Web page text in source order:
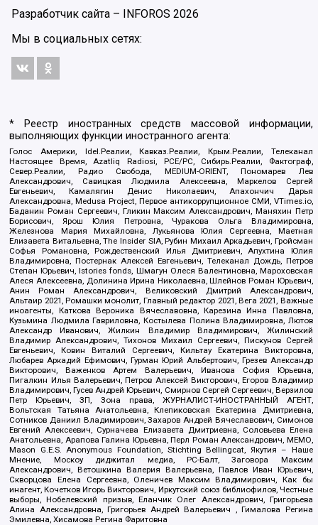
Разработчик сайта – INFOROS 2026
Мы в социальных сетях:
* Реестр иностранных средств массовой информации,
выполняющих функции иностранного агента:
Голос Америки, Idel.Реалии, Кавказ.Реалии, Крым.Реалии, Телеканал
Настоящее Время, Azatliq Radiosi, PCE/PC, Сибирь.Реалии, Фактограф,
Север.Реалии, Радио Свобода, MEDIUM-ORIENT, Пономарев Лев
Александрович, Савицкая Людмила Алексеевна, Маркелов Сергей
Евгеньевич, Камалягин Денис Николаевич, Апахончич Дарья
Александровна, Medusa Project, Первое антикоррупционное СМИ, VTimes.io,
Баданин Роман Сергеевич, Гликин Максим Александрович, Маняхин Петр
Борисович, Ярош Юлия Петровна, Чуракова Ольга Владимировна,
Железнова Мария Михайловна, Лукьянова Юлия Сергеевна, Маетная
Елизавета Витальевна, The Insider SIA, Рубин Михаил Аркадьевич, Гройсман
Софья Романовна, Рождественский Илья Дмитриевич, Апухтина Юлия
Владимировна, Постернак Алексей Евгеньевич, Телеканал Дождь, Петров
Степан Юрьевич, Istories fonds, Шмагун Олеся Валентиновна, Мароховская
Алеся Алексеевна, Долинина Ирина Николаевна, Шлейнов Роман Юрьевич,
Анин Роман Александрович, Великовский Дмитрий Александрович,
Альтаир 2021, Ромашки монолит, Главный редактор 2021, Вега 2021, Важные
иноагенты, Каткова Вероника Вячеславовна, Карезина Инна Павловна,
Кузьмина Людмила Гавриловна, Костылева Полина Владимировна, Лютов
Александр Иванович, Жилкин Владимир Владимирович, Жилинский
Владимир Александрович, Тихонов Михаил Сергеевич, Пискунов Сергей
Евгеньевич, Ковин Виталий Сергеевич, Кильтау Екатерина Викторовна,
Любарев Аркадий Ефимович, Гурман Юрий Альбертович, Грезев Александр
Викторович, Важенков Артем Валерьевич, Иванова София Юрьевна,
Пигалкин Илья Валерьевич, Петров Алексей Викторович, Егоров Владимир
Владимирович, Гусев Андрей Юрьевич, Смирнов Сергей Сергеевич, Верзилов
Петр Юрьевич, ЗП, Зона права, ЖУРНАЛИСТ-ИНОСТРАННЫЙ АГЕНТ,
Вольтская Татьяна Анатольевна, Клепиковская Екатерина Дмитриевна,
Сотников Даниил Владимирович, Захаров Андрей Вячеславович, Симонов
Евгений Алексеевич, Сурначева Елизавета Дмитриевна, Соловьева Елена
Анатольевна, Арапова Галина Юрьевна, Перл Роман Александрович, МЕМО,
Mason G.E.S. Anonymous Foundation, Stichting Bellingcat, Якутия – Наше
Мнение, Москоу диджитал медиа, РС-Балт, Заговора Максим
Александрович, Ветошкина Валерия Валерьевна, Павлов Иван Юрьевич,
Скворцова Елена Сергеевна, Оленичев Максим Владимирович, Как бы
инагент, Кочетков Игорь Викторович, Иркутский союз библиофилов, Честные
выборы, Нобелевский призыв, Еланчик Олег Александрович, Григорьева
Алина Александровна, Григорьев Андрей Валерьевич , Гималова Регина
Эмилевна, Хисамова Регина Фаритовна